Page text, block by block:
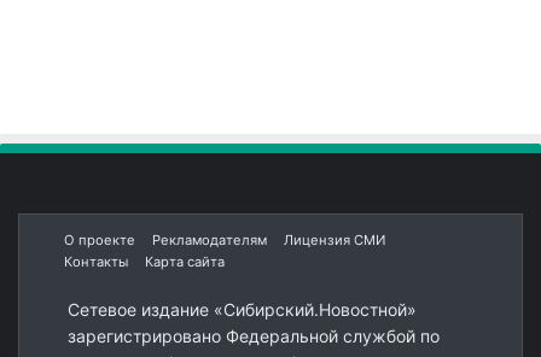
О проекте Рекламодателям
Лицензия СМИ
Контакты
Карта сайта
Сетевое издание «Сибирский.Новостной»
зарегистрировано Федеральной службой по